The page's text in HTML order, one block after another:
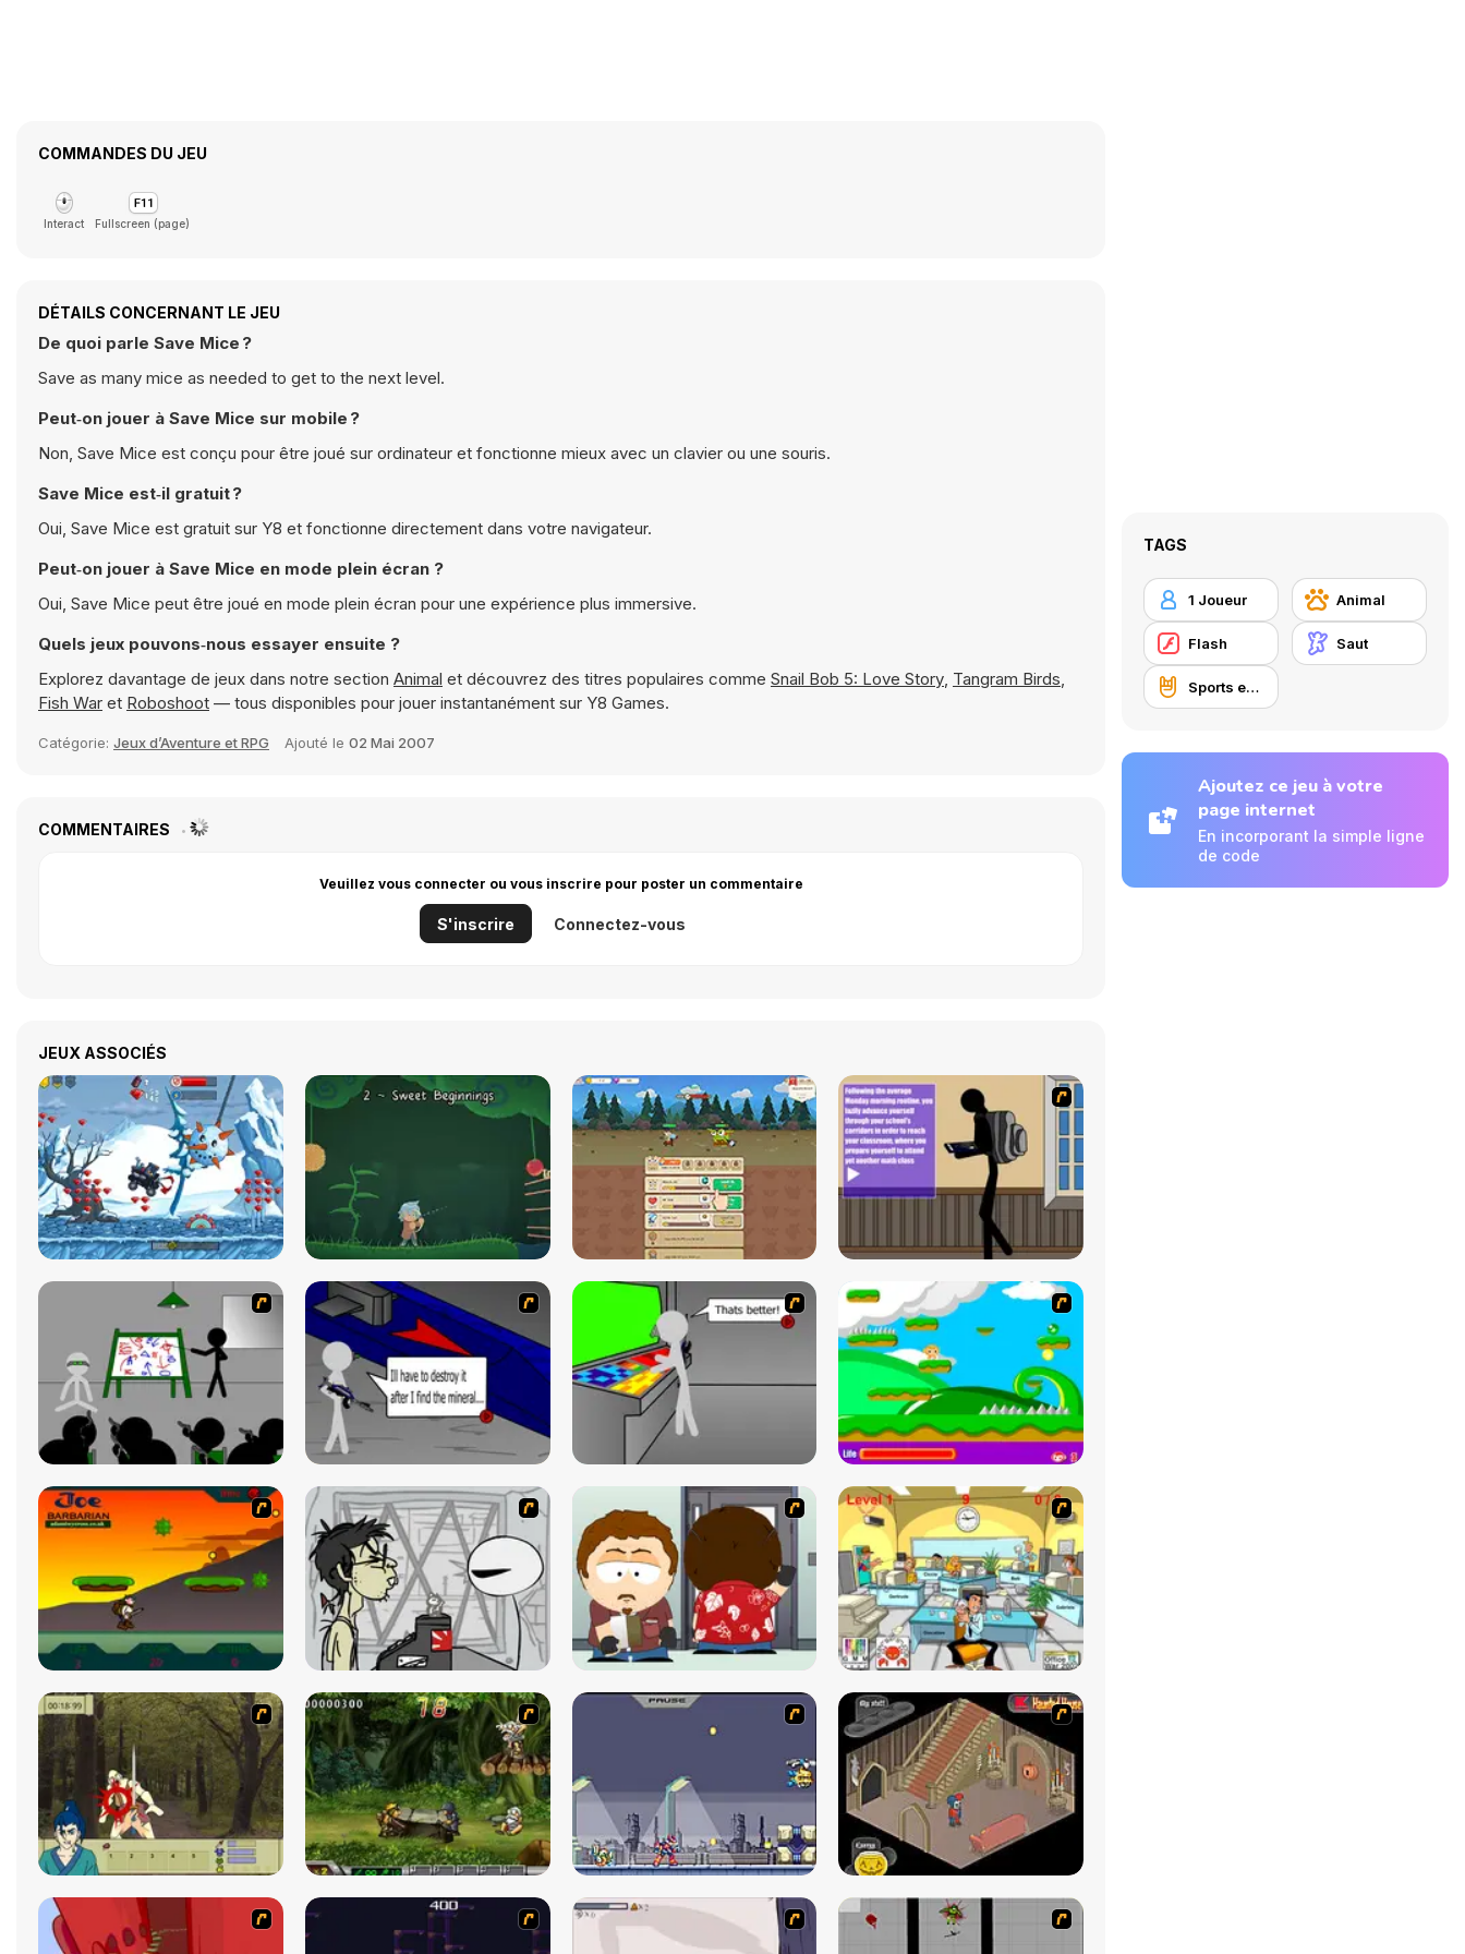
COMMANDES DU JEU
Interact Fullscreen (page)
DÉTAILS CONCERNANT LE JEU
De quoi parle Save Mice ?
Save as many mice as needed to get to the next level.
Peut‑on jouer à Save Mice sur mobile ?
Non, Save Mice est conçu pour être joué sur ordinateur et fonctionne mieux avec un clavier ou une souris.
Save Mice est‑il gratuit ?
Oui, Save Mice est gratuit sur Y8 et fonctionne directement dans votre navigateur.
Peut‑on jouer à Save Mice en mode plein écran ?
Oui, Save Mice peut être joué en mode plein écran pour une expérience plus immersive.
Quels jeux pouvons‑nous essayer ensuite ?
Explorez davantage de jeux dans notre section Animal et découvrez des titres populaires comme Snail Bob 5: Love Story, Tangram Birds,
Fish War et Roboshoot — tous disponibles pour jouer instantanément sur Y8 Games.
Catégorie: Jeux d’Aventure et RPG Ajouté le 02 Mai 2007
COMMENTAIRES
Veuillez vous connecter ou vous inscrire pour poster un commentaire
S'inscrire Connectez-vous
JEUX ASSOCIÉS
TAGS
1 Joueur Animal
Flash Saut
Sports extrêmes
Ajoutez ce jeu à votre
page internet
En incorporant la simple ligne
de code